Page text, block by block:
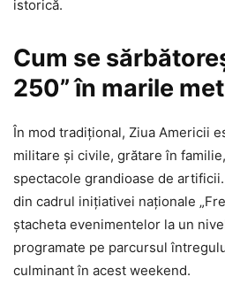
istorică.
Cum se
250” în marile
În mod tradițional, Ziua Americii
militare și civile, grătare în
spectacole grandioase de
din cadrul inițiativei naționale
ștacheta evenimentelor la un
programate pe parcursul
culminant în acest weekend.